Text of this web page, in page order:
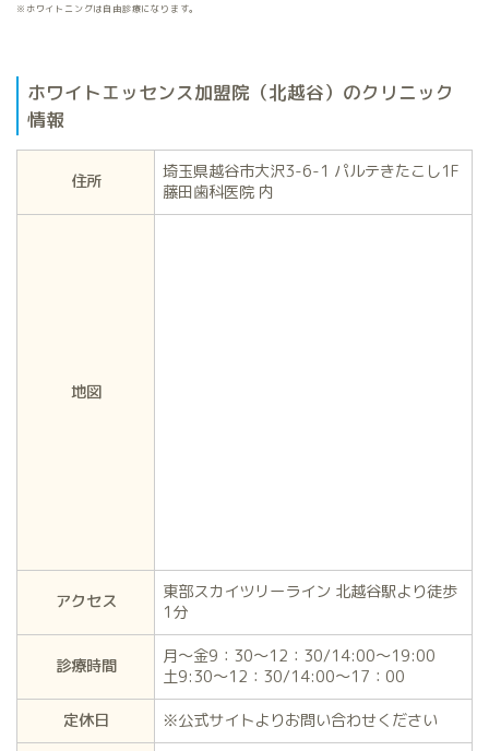
※ホワイトニングは自由診療になります。
ホワイトエッセンス加盟院（北越谷）のクリニック
情報
住所
埼玉県越谷市大沢3-6-1 パルテきたこし1F
藤田歯科医院 内
地図
アクセス
東部スカイツリーライン 北越谷駅より徒歩
1分
診療時間
月～金9：30～12：30/14:00～19:00
土9:30～12：30/14:00～17：00
定休日
※公式サイトよりお問い合わせください